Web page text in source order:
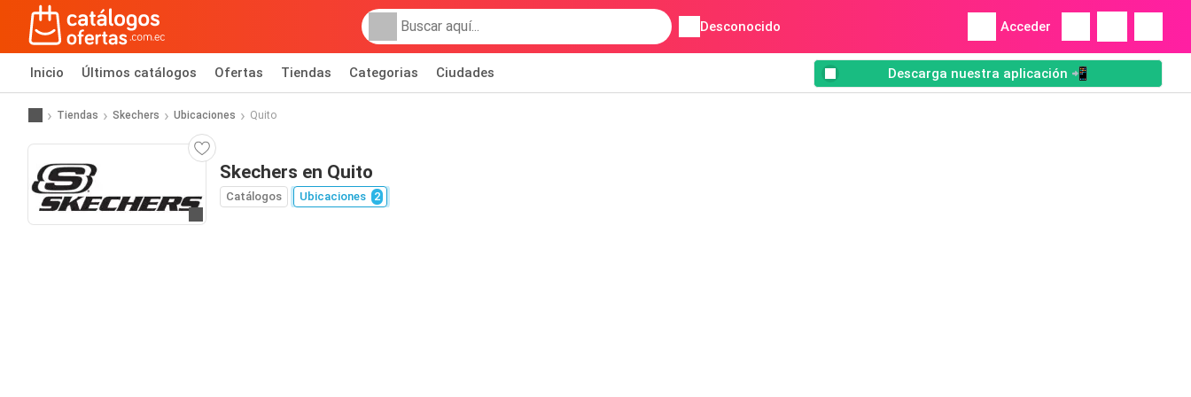
Desconocido Acceder
Inicio Últimos catálogos Ofertas Tiendas Categorias Ciudades Descarga nuestra aplicación 📲
Tiendas Skechers Ubicaciones Quito
Skechers en Quito
Catálogos Ubicaciones 2